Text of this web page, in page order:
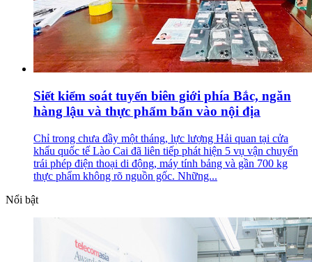
Siết kiểm soát tuyến biên giới phía Bắc, ngăn
hàng lậu và thực phẩm bẩn vào nội địa
Chỉ trong chưa đầy một tháng, lực lượng Hải quan tại cửa
khẩu quốc tế Lào Cai đã liên tiếp phát hiện 5 vụ vận chuyển
trái phép điện thoại di động, máy tính bảng và gần 700 kg
thực phẩm không rõ nguồn gốc. Những...
Nổi bật